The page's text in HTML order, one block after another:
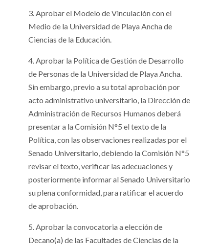
3. Aprobar el Modelo de Vinculación con el
Medio de la Universidad de Playa Ancha de
Ciencias de la Educación.
4. Aprobar la Política de Gestión de Desarrollo
de Personas de la Universidad de Playa Ancha.
Sin embargo, previo a su total aprobación por
acto administrativo universitario, la Dirección de
Administración de Recursos Humanos deberá
presentar a la Comisión N°5 el texto de la
Política, con las observaciones realizadas por el
Senado Universitario, debiendo la Comisión N°5
revisar el texto, verificar las adecuaciones y
posteriormente informar al Senado Universitario
su plena conformidad, para ratificar el acuerdo
de aprobación.
5. Aprobar la convocatoria a elección de
Decano(a) de las Facultades de Ciencias de la